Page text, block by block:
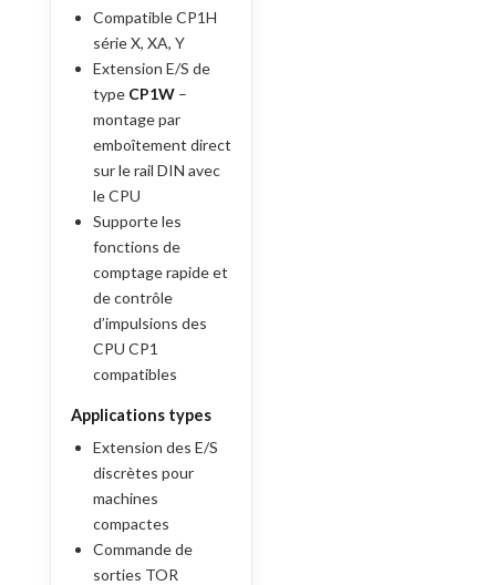
Compatible CP1H
série X, XA, Y
Extension E/S de
type CP1W –
montage par
emboîtement direct
sur le rail DIN avec
le CPU
Supporte les
fonctions de
comptage rapide et
de contrôle
d’impulsions des
CPU CP1
compatibles
Applications types
Extension des E/S
discrètes pour
machines
compactes
Commande de
sorties TOR